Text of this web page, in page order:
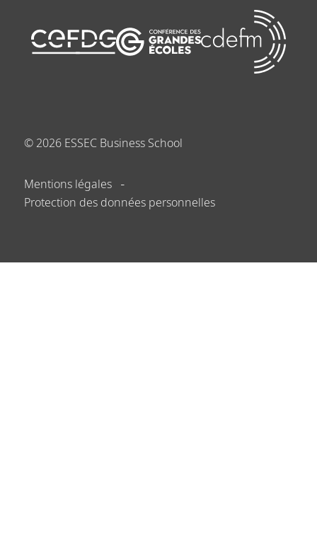
© 2026 ESSEC Business School
Mentions légales
Protection des données personnelles